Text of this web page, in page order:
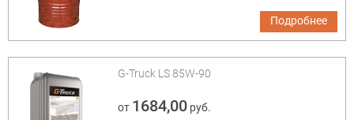
Подробнее
G-Truck LS 85W-90
от 1684,00руб.